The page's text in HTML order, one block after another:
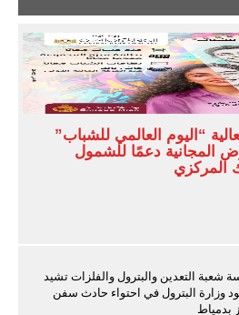
“اليوم العالمي للشباب”
المجانية دعمًا للشمول
المركزي
شعبة التعدين والبترول والفلزات تشيد
وزارة البترول في احتواء حادث سفن
بدمياط